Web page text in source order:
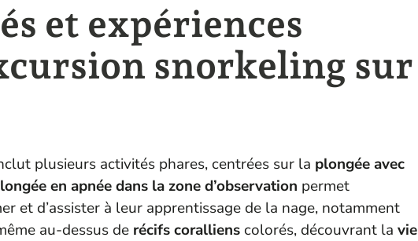
et expériences
snorkeling sur
plusieurs activités phares, centrées sur la plongée avec
en apnée dans la zone d’observation permet
et d’assister à leur apprentissage de la nage, notamment
au-dessus de récifs coralliens colorés, découvrant la vie